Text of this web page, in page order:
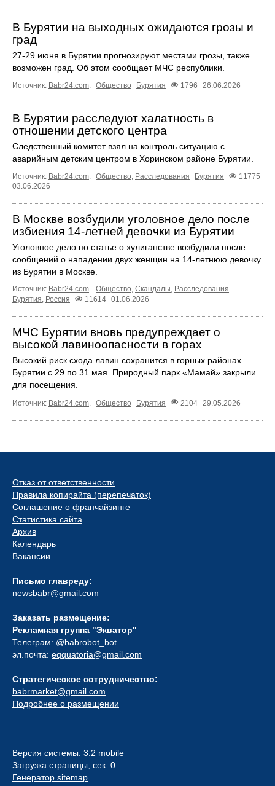
В Бурятии на выходных ожидаются грозы и
град
27-29 июня в Бурятии прогнозируют местами грозы, также
возможен град. Об этом сообщает МЧС республики.
Источник: Babr24.com. Общество Бурятия 1796 26.06.2026
В Бурятии расследуют халатность в
отношении детского центра
Следственный комитет взял на контроль ситуацию с
аварийным детским центром в Хоринском районе Бурятии.
Источник: Babr24.com. Общество, Расследования Бурятия
11775
03.06.2026
В Москве возбудили уголовное дело после
избиения 14‑летней девочки из Бурятии
Уголовное дело по статье о хулиганстве возбудили после
сообщений о нападении двух женщин на 14-летнюю девочку
из Бурятии в Москве.
Источник: Babr24.com. Общество, Скандалы, Расследования
Бурятия, Россия 11614 01.06.2026
МЧС Бурятии вновь предупреждает о
высокой лавиноопасности в горах
Высокий риск схода лавин сохранится в горных районах
Бурятии с 29 по 31 мая. Природный парк «Мамай» закрыли
для посещения.
Источник: Babr24.com Общество Бурятия 2104 29.05.2026
Отказ от ответственности
Правила копирайта (перепечаток)
Соглашение о франчайзинге
Статистика сайта
Архив
Календарь
Вакансии
Письмо главреду:
newsbabr@gmail.com
Заказать размещение:
Рекламная группа "Экватор"
Телеграм: @babrobot_bot
эл.почта: eqquatoria@gmail.com
Стратегическое сотрудничество:
babrmarket@gmail.com
Подробнее о размещении
Версия системы: 3.2 mobile
Загрузка страницы, сек: 0
Генератор sitemap